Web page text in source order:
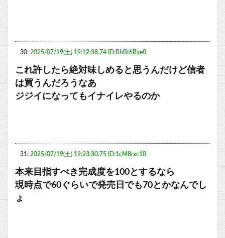
30: 2025/07/19(土) 19:12:38.74 ID:BhBt6Rye0
これ許したら絶対味しめると思うんだけど信者
は買うんだろうなあ
ジジイになってもイナイレやるのか
31: 2025/07/19(土) 19:23:30.75 ID:1cM8rxc10
本来目指すべき完成度を100とするなら
現時点で60ぐらいで発売日でも70とかなんでし
ょ